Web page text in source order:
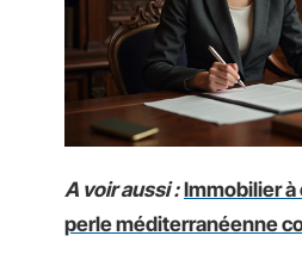
A voir aussi : Immobilier à
perle méditerranéenne